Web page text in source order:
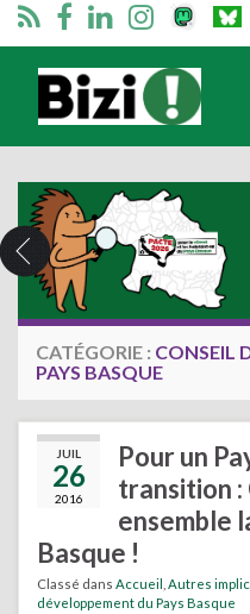
Bizimugi
CATÉGORIE : CONSEIL
PAYS BASQUE
JUIL
26
2016
Pour un
transition :
ensemble
Basque !
Classé dans Accueil Autres
développement du Pays Basque